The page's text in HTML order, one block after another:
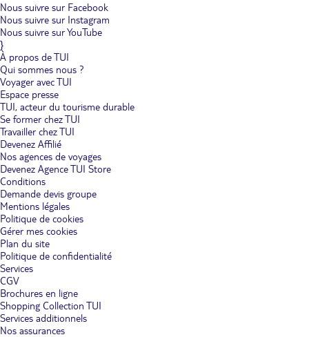
Nous suivre sur Facebook
Nous suivre sur Instagram
Nous suivre sur YouTube
}
À propos de TUI
Qui sommes nous ?
Voyager avec TUI
Espace presse
TUI, acteur du tourisme durable
Se former chez TUI
Travailler chez TUI
Devenez Affilié
Nos agences de voyages
Devenez Agence TUI Store
Conditions
Demande devis groupe
Mentions légales
Politique de cookies
Gérer mes cookies
Plan du site
Politique de confidentialité
Services
CGV
Brochures en ligne
Shopping Collection TUI
Services additionnels
Nos assurances